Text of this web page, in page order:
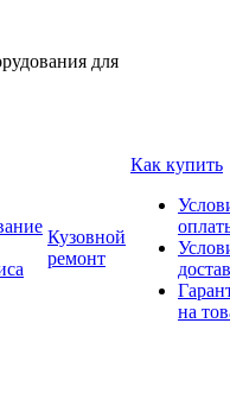
для
Кузовной
ремонт
Как купить
на